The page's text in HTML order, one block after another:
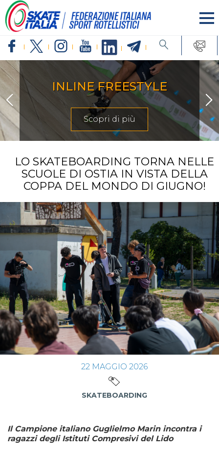
ARTISTICO
Scopri di più
LO SKATEBOARDING TORNA NELLE
SCUOLE DI OSTIA IN VISTA DELLA
COPPA DEL MONDO DI GIUGNO!
22 MAGGIO 2026
SKATEBOARDING
Il Campione italiano Guglielmo Marin incontra i
ragazzi degli Istituti Compresivi del Lido